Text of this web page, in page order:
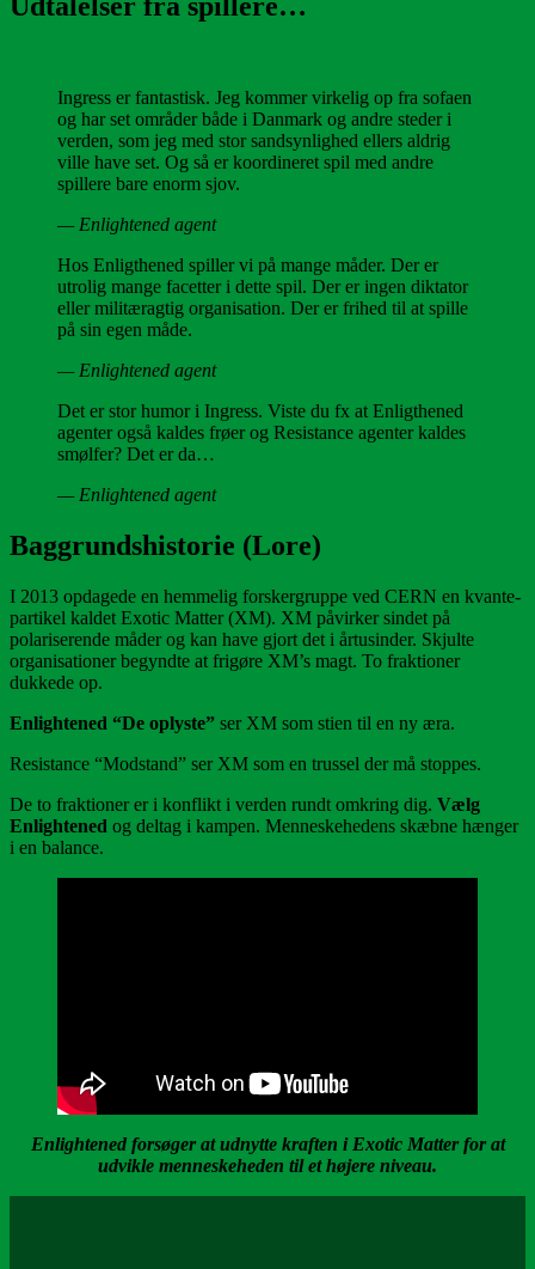
Udtalelser fra spillere…
Ingress er fantastisk. Jeg kommer virkelig op fra sofaen
og har set områder både i Danmark og andre steder i
verden, som jeg med stor sandsynlighed ellers aldrig
ville have set. Og så er koordineret spil med andre
spillere bare enorm sjov.
— Enlightened agent
Hos Enligthened spiller vi på mange måder. Der er
utrolig mange facetter i dette spil. Der er ingen diktator
eller militæragtig organisation. Der er frihed til at spille
på sin egen måde.
— Enlightened agent
Det er stor humor i Ingress. Viste du fx at Enligthened
agenter også kaldes frøer og Resistance agenter kaldes
smølfer? Det er da…
— Enlightened agent
Baggrundshistorie (Lore)
I 2013 opdagede en hemmelig forsker­gruppe ved CERN en kvante­
partikel kaldet Exotic Matter (XM). XM påvirker sindet på
polariserende måder og kan have gjort det i årtusinder. Skjulte
organi­sationer begyndte at frigøre XM’s magt. To fraktioner
dukkede op.
Enlightened “De oplyste” ser XM som stien til en ny æra.
Resistance “Modstand” ser XM som en trussel der må stoppes.
De to fraktioner er i konflikt i verden rundt omkring dig. Vælg
Enlightened og deltag i kampen. Menneskehedens skæbne hænger
i en balance.
Enlightened forsøger at udnytte kraften i Exotic Matter for at
udvikle menneskeheden til et højere niveau.